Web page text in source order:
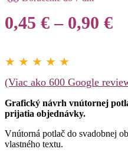
0,45 € – 0,90 €
★ ★ ★ ★ ★
(Viac ako 600 Google
Grafický návrh vnútornej
prijatia objednávky.
Vnútorná potlač do svadobnej
vlastného textu.